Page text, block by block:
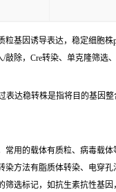
基因诱导表达，稳定细胞
除，Cre转染、单克隆筛选
表达稳转株是指将目的基因
用的载体有质粒、病毒载
方法有脂质体转染、电穿
选标记，如抗生素抗性基